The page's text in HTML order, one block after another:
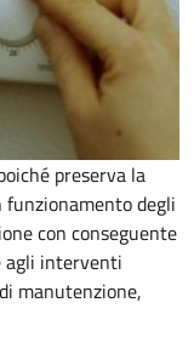
preserva la
degli
con conseguente
agli interventi
manutenzione,